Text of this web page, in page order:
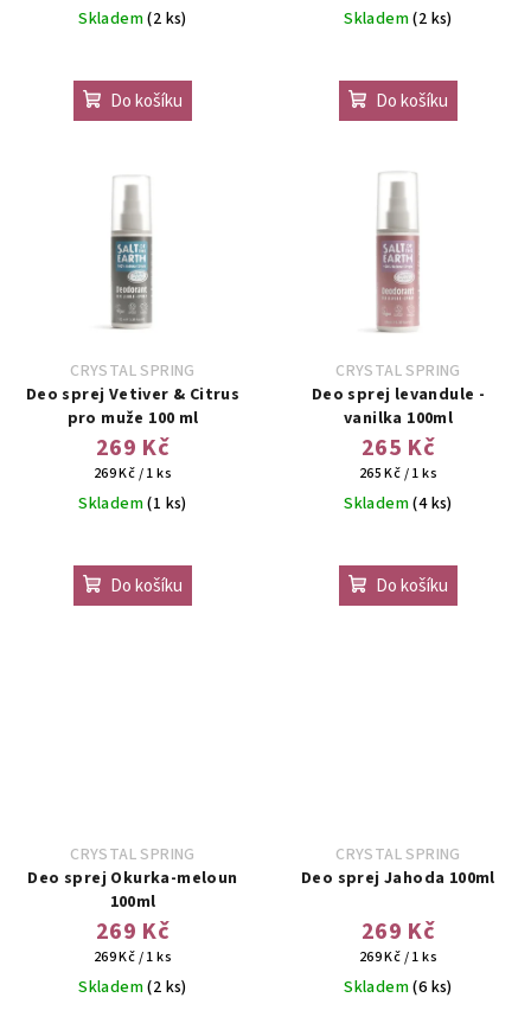
cena:
Skladem(2 ks)
Do košíku
cena:
Skladem(2 ks)
Do košíku
CRYSTAL SPRING
Deo sprej Vetiver & Citrus
pro muže 100 ml
269 Kč
Měrná
cena:
269 Kč / 1 ks
Skladem(1 ks)
Do košíku
CRYSTAL SPRING
Deo sprej levandule -
vanilka 100ml
265 Kč
Měrná
cena:
265 Kč / 1 ks
Skladem(4 ks)
Do košíku
CRYSTAL SPRING
Deo sprej Okurka-meloun
100ml
269 Kč
Měrná
cena:
269 Kč / 1 ks
Skladem(2 ks)
CRYSTAL SPRING
Deo sprej Jahoda 100ml
269 Kč
Měrná
cena:
269 Kč / 1 ks
Skladem(6 ks)